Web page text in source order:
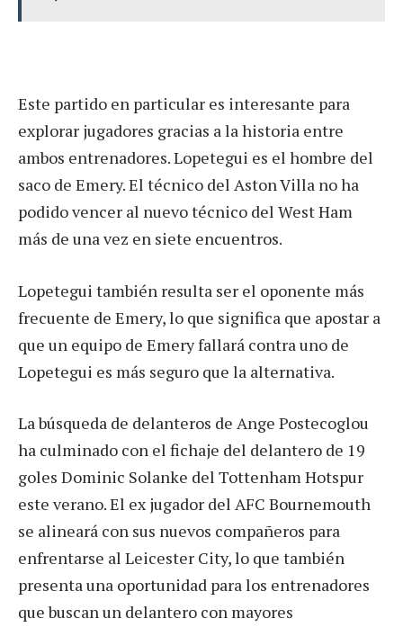
Este partido en particular es interesante para
explorar jugadores gracias a la historia entre
ambos entrenadores. Lopetegui es el hombre del
saco de Emery. El técnico del Aston Villa no ha
podido vencer al nuevo técnico del West Ham
más de una vez en siete encuentros.
Lopetegui también resulta ser el oponente más
frecuente de Emery, lo que significa que apostar a
que un equipo de Emery fallará contra uno de
Lopetegui es más seguro que la alternativa.
La búsqueda de delanteros de Ange Postecoglou
ha culminado con el fichaje del delantero de 19
goles Dominic Solanke del Tottenham Hotspur
este verano. El ex jugador del AFC Bournemouth
se alineará con sus nuevos compañeros para
enfrentarse al Leicester City, lo que también
presenta una oportunidad para los entrenadores
que buscan un delantero con mayores